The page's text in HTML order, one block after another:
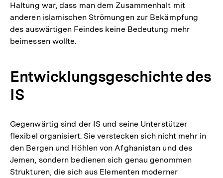
Haltung war, dass man dem Zusammenhalt mit
anderen islamischen Strömungen zur Bekämpfung
des auswärtigen Feindes keine Bedeutung mehr
beimessen wollte.
Entwicklungsgeschichte des
IS
Gegenwärtig sind der IS und seine Unterstützer
flexibel organisiert. Sie verstecken sich nicht mehr in
den Bergen und Höhlen von Afghanistan und des
Jemen, sondern bedienen sich genau genommen
Strukturen, die sich aus Elementen moderner